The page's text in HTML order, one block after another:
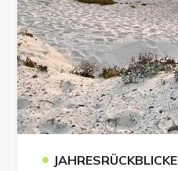
• JAHRESRÜCKBLICKE